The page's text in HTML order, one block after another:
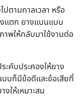
ตามกาลเวลา หรือ
งแตก ยางแบนแบบ
พให้กลับมาใช้งานต่อ
ะคับประคองให้ยาง
บบก็มีข้อดีและข้อเสียที่
ให้เหมาะสม